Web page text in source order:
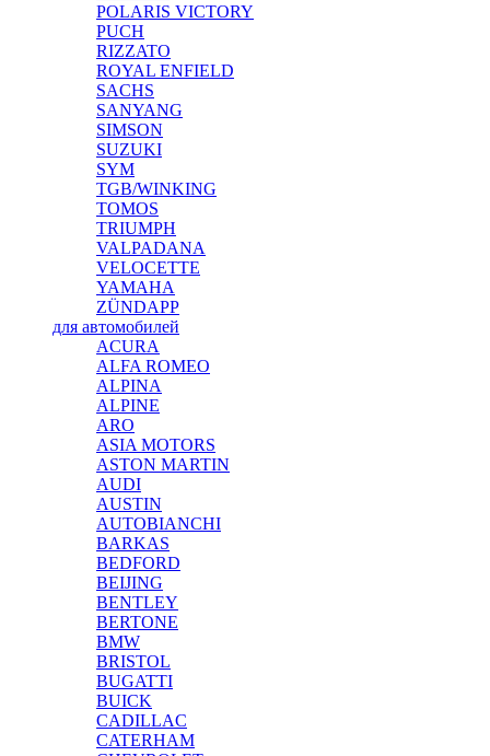
POLARIS VICTORY
PUCH
RIZZATO
ROYAL ENFIELD
SACHS
SANYANG
SIMSON
SUZUKI
SYM
TGB/WINKING
TOMOS
TRIUMPH
VALPADANA
VELOCETTE
YAMAHA
ZÜNDAPP
для автомобилей
ACURA
ALFA ROMEO
ALPINA
ALPINE
ARO
ASIA MOTORS
ASTON MARTIN
AUDI
AUSTIN
AUTOBIANCHI
BARKAS
BEDFORD
BEIJING
BENTLEY
BERTONE
BMW
BRISTOL
BUGATTI
BUICK
CADILLAC
CATERHAM